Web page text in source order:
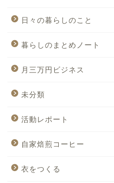
日々の暮らしのこと
暮らしのまとめノート
月三万円ビジネス
未分類
活動レポート
自家焙煎コーヒー
衣をつくる